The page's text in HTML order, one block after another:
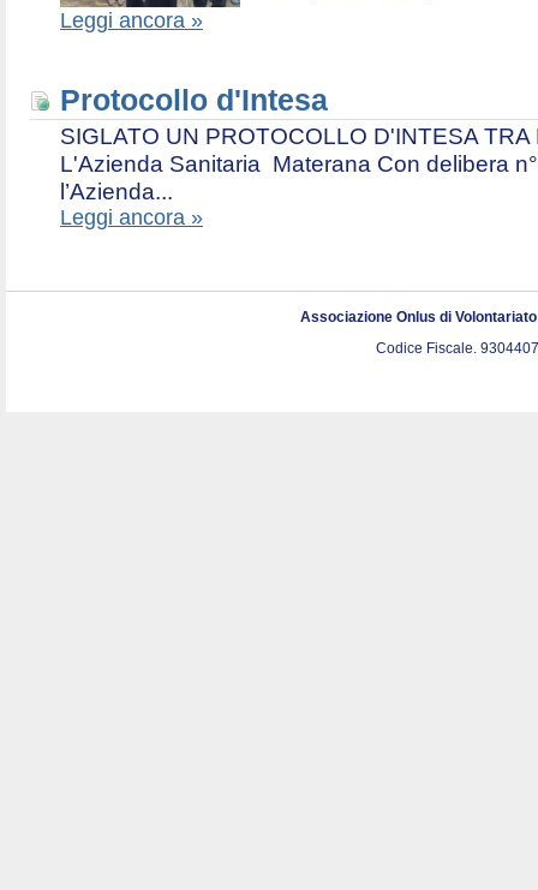
Leggi ancora »
Protocollo d'Intesa
SIGLATO UN PROTOCOLLO D'INTESA
L'Azienda Sanitaria Materana Con delibera
l’Azienda...
Leggi ancora »
Associazione Onlus di
Codice Fiscale.